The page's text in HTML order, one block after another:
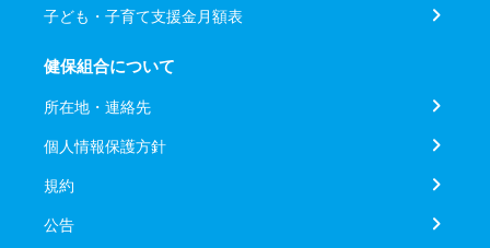
子ども・子育て支援金月額表
健保組合について
所在地・連絡先
個人情報保護方針
規約
公告